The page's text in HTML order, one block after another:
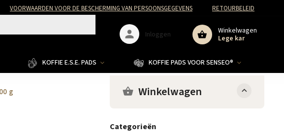
VOORWAARDEN VOOR DE BESCHERMING VAN PERSOONSGEGEVENS RETOURBELEID
Winkelwagen
Lege kar
Inloggen
KOFFIE E.S.E. PADS KOFFIE PADS VOOR SENSEO®
g Winkelwagen
Categorieën